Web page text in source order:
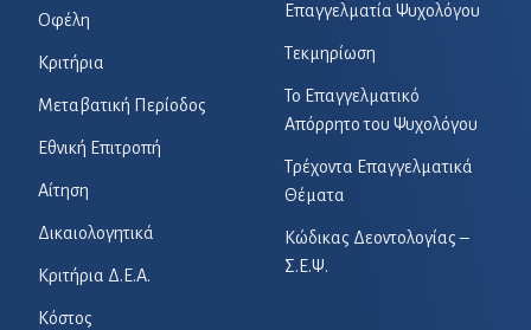
Επαγγελματία Ψυχολόγου
Τεκμηρίωση
Το Επαγγελματικό
Απόρρητο του Ψυχολόγου
Τρέχοντα Επαγγελματικά
Θέματα
Κώδικας Δεοντολογίας –
Σ.Ε.Ψ.
Οφέλη
Κριτήρια
Μεταβατική Περίοδος
Εθνική Επιτροπή
Αίτηση
Δικαιολογητικά
Κριτήρια Δ.Ε.Α.
Κόστος